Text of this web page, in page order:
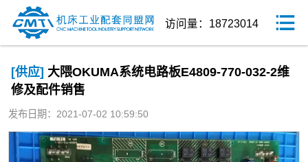
访问量：18723014
[供应] 大隈OKUMA系统电路板E4809-770-032-2维
修及配件销售
发布日期：2021-07-02 10:59:50